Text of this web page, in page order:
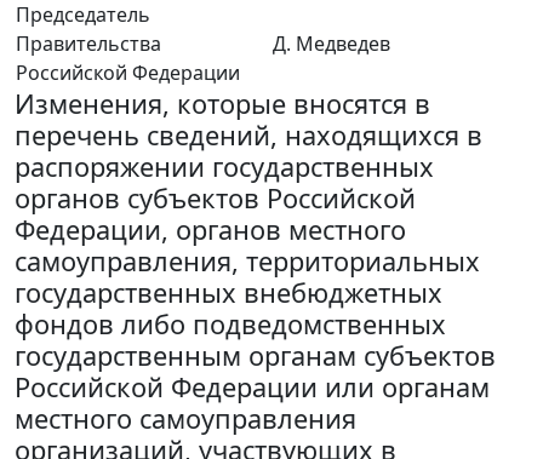
Председатель
Правительства
Российской Федерации
Д. Медведев
Изменения, которые вносятся в
перечень сведений, находящихся в
распоряжении государственных
органов субъектов Российской
Федерации, органов местного
самоуправления, территориальных
государственных внебюджетных
фондов либо подведомственных
государственным органам субъектов
Российской Федерации или органам
местного самоуправления
организаций, участвующих в